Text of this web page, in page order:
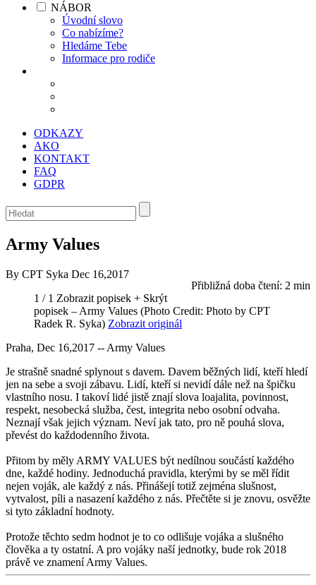
NÁBOR
Úvodní slovo
Co nabízíme?
Hledáme Tebe
Informace pro rodiče
ODKAZY
AKO
KONTAKT
FAQ
GDPR
Army Values
Přibližná doba čtení: 2 min
By CPT Syka Dec 16,2017
1 / 1 Zobrazit popisek + Skrýt
popisek – Army Values (Photo Credit: Photo by CPT
Radek R. Syka) Zobrazit originál
Praha, Dec 16,2017 -- Army Values
Je strašně snadné splynout s davem. Davem běžných lidí, kteří hledí
jen na sebe a svoji zábavu. Lidí, kteří si nevidí dále než na špičku
vlastního nosu. I takoví lidé jistě znají slova loajalita, povinnost,
respekt, nesobecká služba, čest, integrita nebo osobní odvaha.
Neznají však jejich význam. Neví jak tato, pro ně pouhá slova,
převést do každodenního života.
Přitom by měly ARMY VALUES být nedílnou součástí každého
dne, každé hodiny. Jednoduchá pravidla, kterými by se měl řídit
nejen voják, ale každý z nás. Přinášejí totiž zejména slušnost,
vytvalost, píli a nasazení každého z nás. Přečtěte si je znovu, osvěžte
si tyto základní hodnoty.
Protože těchto sedm hodnot je to co odlišuje vojáka a slušného
člověka a ty ostatní. A pro vojáky naší jednotky, bude rok 2018
právě ve znamení Army Values.